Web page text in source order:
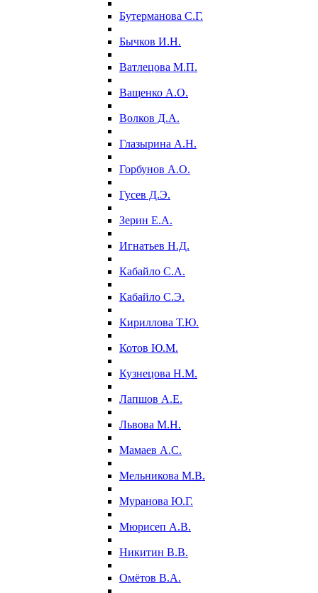
Бутерманова С.Г.
Бычков И.Н.
Ватлецова М.П.
Ващенко А.О.
Волков Д.А.
Глазырина А.Н.
Горбунов А.О.
Гусев Д.Э.
Зерин Е.А.
Игнатьев Н.Д.
Кабайло С.А.
Кабайло С.Э.
Кириллова Т.Ю.
Котов Ю.М.
Кузнецова Н.М.
Лапшов А.Е.
Львова М.Н.
Мамаев А.С.
Мельникова М.В.
Муранова Ю.Г.
Мюрисеп А.В.
Никитин В.В.
Омётов В.А.